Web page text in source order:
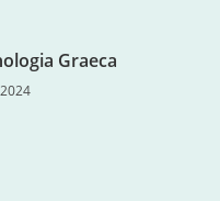
Graeca